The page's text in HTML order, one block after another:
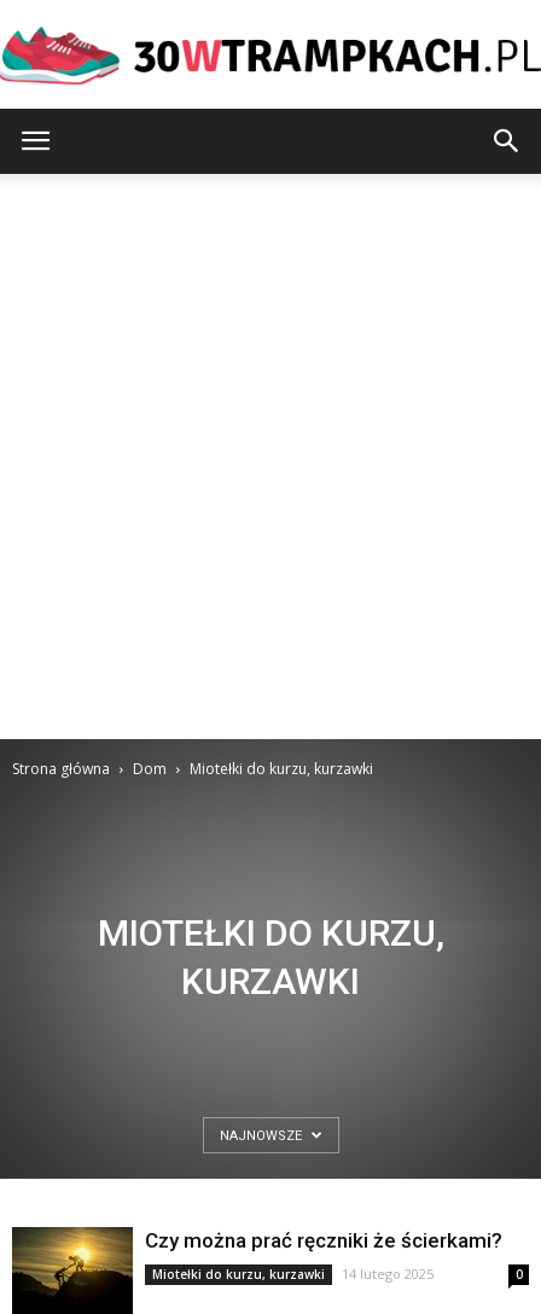
Strona główna Dom Miotełki do kurzu, kurzawki
MIOTEŁKI DO KURZU,
KURZAWKI
NAJNOWSZE
Czy można prać ręczniki że ścierkami?
Miotełki do kurzu, kurzawki 14 lutego 2025 0